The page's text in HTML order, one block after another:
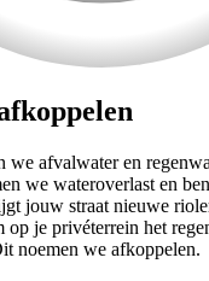
we afvalwater en
we wateroverlast en
jouw straat nieuwe
op je privéterrein het
noemen we afkoppelen.